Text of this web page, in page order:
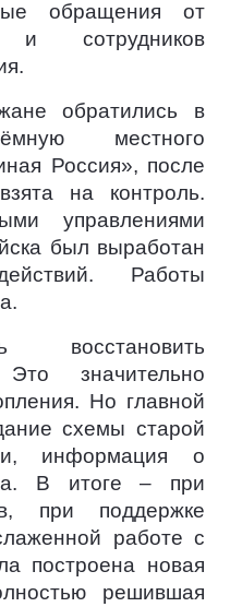
обращения от
сотрудников
обратились в
местного
Россия», после
на контроль.
управлениями
был выработан
Работы
восстановить
значительно
Но главной
схемы старой
информация о
В итоге – при
при поддержке
работе с
построена новая
решившая